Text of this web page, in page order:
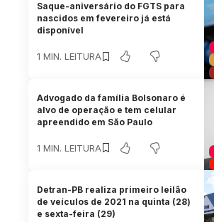
Saque-aniversário do FGTS para
nascidos em fevereiro já está
disponível
1 MIN. LEITURA
Advogado da família Bolsonaro é
alvo de operação e tem celular
apreendido em São Paulo
1 MIN. LEITURA
Detran-PB realiza primeiro leilão
de veículos de 2021 na quinta (28)
e sexta-feira (29)